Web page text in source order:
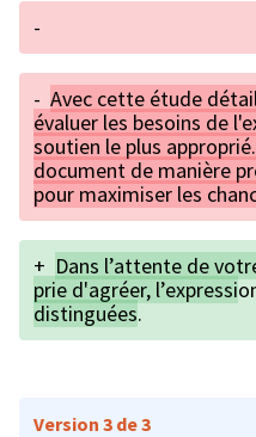
-
- Avec cette étude
évaluer les besoins de
soutien le plus
document de manière
pour maximiser les
+ Dans l’attente de
prie d'agréer, l’expressi
distinguées.
Version 3 de 3